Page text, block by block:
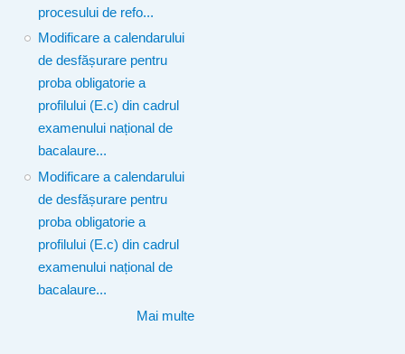
procesului de refo...
Modificare a calendarului
de desfășurare pentru
proba obligatorie a
profilului (E.c) din cadrul
examenului național de
bacalaure...
Modificare a calendarului
de desfășurare pentru
proba obligatorie a
profilului (E.c) din cadrul
examenului național de
bacalaure...
Mai multe